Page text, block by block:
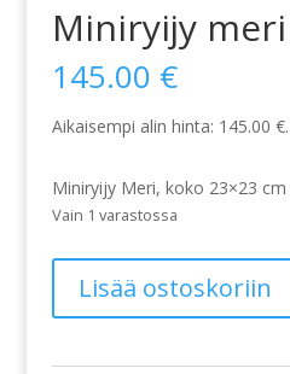
Miniryijy meri
145.00 €
Aikaisempi alin hinta: 145.00 €.
Miniryijy Meri, koko 23×23 cm
Vain 1 varastossa
meri
määrä
Lisää ostoskoriin